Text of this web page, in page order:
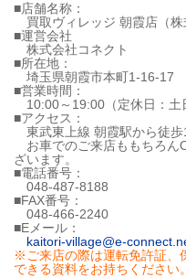
■店舗名称：
買取ヴィレッジ 朝霞店（株
■運営会社
株式会社コネクト
■所在地：
埼玉県朝霞市本町1-16-17
■営業時間：
10:00～19:00（定休日：土
■アクセス：
東武東上線 朝霞駅から徒歩
お車でのご来店ももちろん
ざいます。
■電話番号：
048-487-8188
■FAX番号：
048-466-2240
■Eメール：
kaitori-village@e-
※ご来店の際は運転免許証、
できる資料をお持ちください。